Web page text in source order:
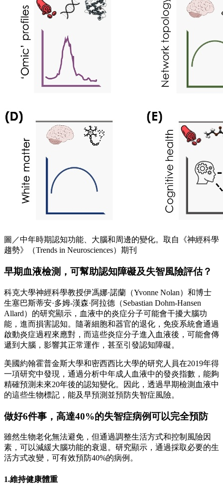
圖／中年時期認知功能、大腦和周邊的變化。取自《神經科學
趨勢》（Trends in Neurosciences）期刊
早期血液檢測，可幫助認知障礙及失智風險評估？
科克大學神經科學教授伊馮娜·諾蘭（Yvonne Nolan）和博士
生塞巴斯蒂安·多姆-漢森·阿拉德（Sebastian Dohm-Hansen
Allard）的研究顯示，血液中的炎症分子可能會干擾大腦功
能，進而損害認知。隨著細胞和器官的退化，免疫系統會通過
啟動炎症過程來應對，而這些炎症分子進入血液後，可能會傳
遞到大腦，影響其正常運作，甚至引發認知障礙。
美國約翰霍普金斯大學和密西西比大學的研究人員在2019年得
一項研究中發現，通過分析中年成人血液中的發炎指數，能夠
精確預測未來20年後的認知變化。因此，透過早期檢測血液中
的這些生物標記，能及早預測並預防失智症風險。
做好6件事，高達40%的失智症病例可以完全預防
雖然生物老化無法避免，但通過調整生活方式和控制風險因
素，可以減緩大腦功能的衰退。研究顯示，通過採取必要的生
活方式改變，可有效預防40%的病例。
1.維持健康體重